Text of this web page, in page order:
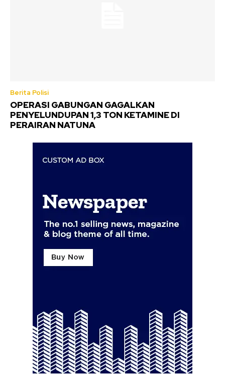
Berita Polisi
OPERASI GABUNGAN GAGALKAN
PENYELUNDUPAN 1,3 TON KETAMINE DI
PERAIRAN NATUNA